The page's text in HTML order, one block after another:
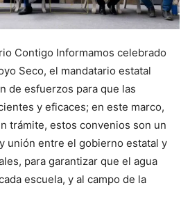
Contigo Informamos celebrado
Seco, el mandatario estatal
de esfuerzos para que las
y eficaces; en este marco,
trámite, estos convenios son un
unión entre el gobierno estatal y
para garantizar que el agua
escuela, y al campo de la